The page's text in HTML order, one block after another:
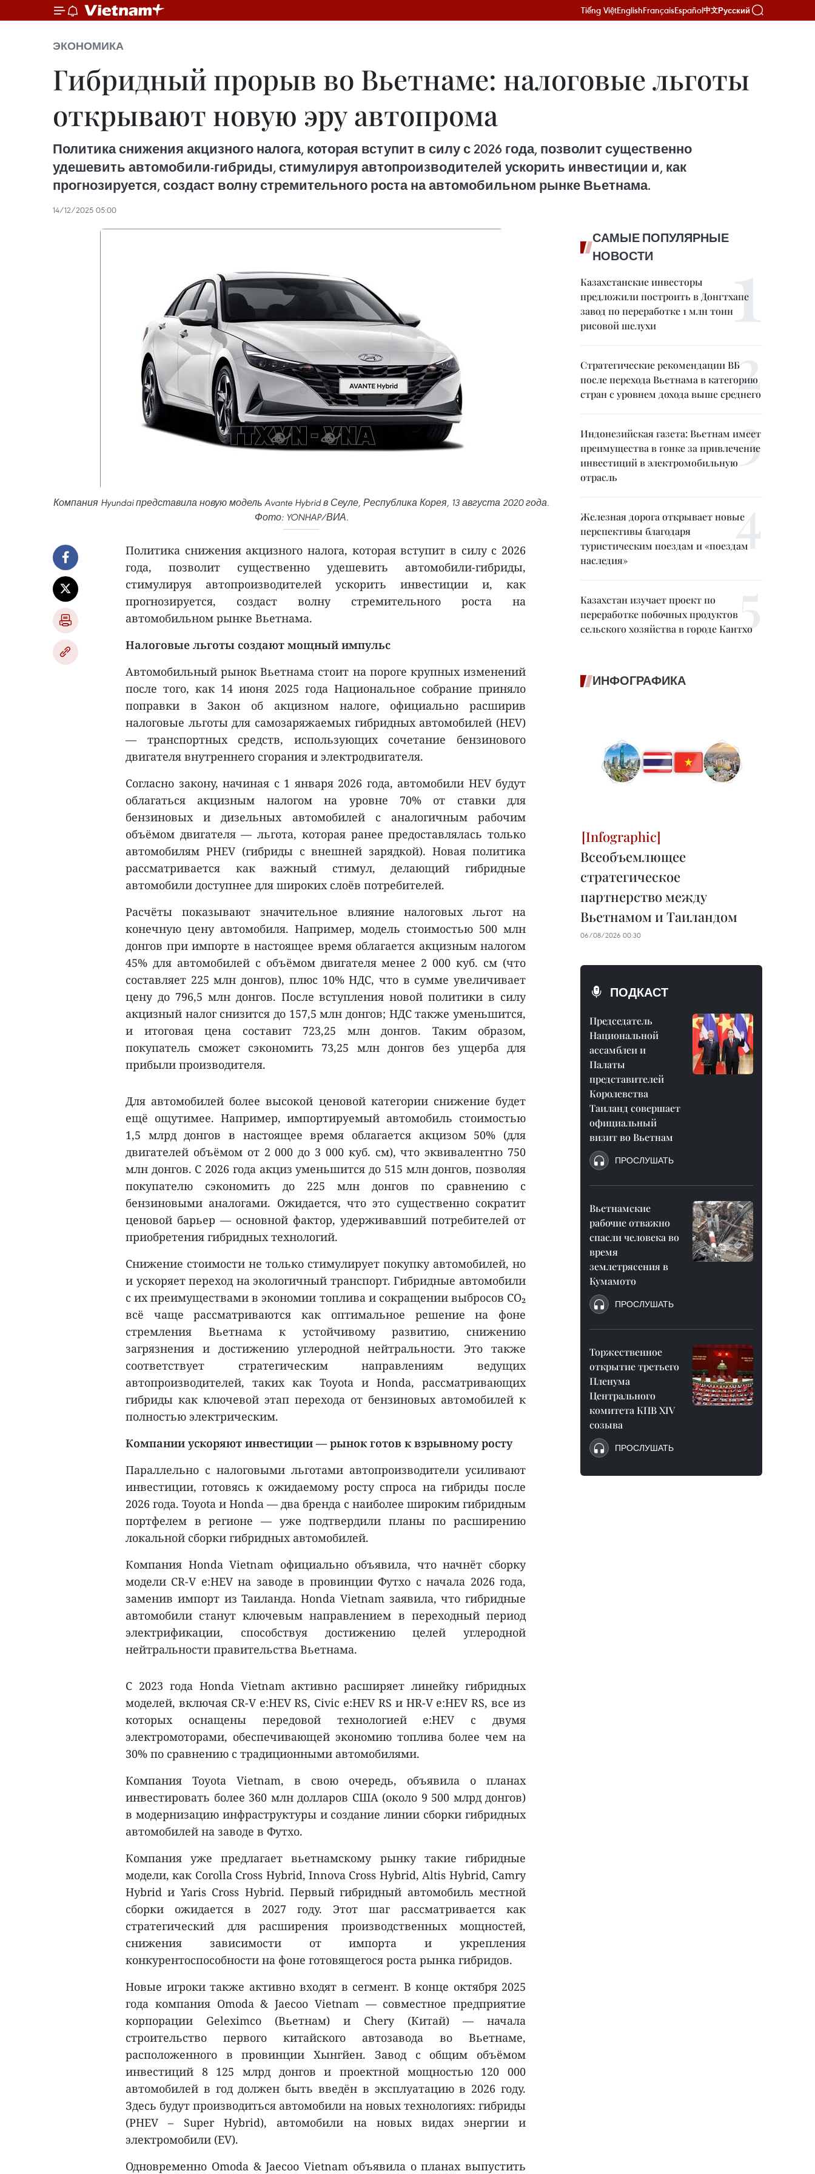
Tiếng ViệtEnglishFrançaisEspañol中文Русский
ЭКОНОМИКА
Гибридный прорыв во Вьетнаме: налоговые льготы
открывают новую эру автопрома
Политика снижения акцизного налога, которая вступит в силу с 2026 года, позволит существенно
удешевить автомобили-гибриды, стимулируя автопроизводителей ускорить инвестиции и, как
прогнозируется, создаст волну стремительного роста на автомобильном рынке Вьетнама.
14/12/2025 05:00
Компания Hyundai представила новую модель Avante Hybrid в Сеуле, Республика Корея, 13 августа 2020 года.
Фото: YONHAP/ВИА.
Политика снижения акцизного налога, которая вступит в силу с 2026
года, позволит существенно удешевить автомобили-гибриды,
стимулируя автопроизводителей ускорить инвестиции и, как
прогнозируется, создаст волну стремительного роста на
автомобильном рынке Вьетнама.
Налоговые льготы создают мощный импульс
Автомобильный рынок Вьетнама стоит на пороге крупных изменений
после того, как 14 июня 2025 года Национальное собрание приняло
поправки в Закон об акцизном налоге, официально расширив
налоговые льготы для самозаряжаемых гибридных автомобилей (HEV)
— транспортных средств, использующих сочетание бензинового
двигателя внутреннего сгорания и электродвигателя.
Согласно закону, начиная с 1 января 2026 года, автомобили HEV будут
облагаться акцизным налогом на уровне 70% от ставки для
бензиновых и дизельных автомобилей с аналогичным рабочим
объёмом двигателя — льгота, которая ранее предоставлялась только
автомобилям PHEV (гибриды с внешней зарядкой). Новая политика
рассматривается как важный стимул, делающий гибридные
автомобили доступнее для широких слоёв потребителей.
Расчёты показывают значительное влияние налоговых льгот на
конечную цену автомобиля. Например, модель стоимостью 500 млн
донгов при импорте в настоящее время облагается акцизным налогом
45% для автомобилей с объёмом двигателя менее 2 000 куб. см (что
составляет 225 млн донгов), плюс 10% НДС, что в сумме увеличивает
цену до 796,5 млн донгов. После вступления новой политики в силу
акцизный налог снизится до 157,5 млн донгов; НДС также уменьшится,
и итоговая цена составит 723,25 млн донгов. Таким образом,
покупатель сможет сэкономить 73,25 млн донгов без ущерба для
прибыли производителя.
Для автомобилей более высокой ценовой категории снижение будет
ещё ощутимее. Например, импортируемый автомобиль стоимостью
1,5 млрд донгов в настоящее время облагается акцизом 50% (для
двигателей объёмом от 2 000 до 3 000 куб. см), что эквивалентно 750
млн донгов. С 2026 года акциз уменьшится до 515 млн донгов, позволяя
покупателю сэкономить до 225 млн донгов по сравнению с
бензиновыми аналогами. Ожидается, что это существенно сократит
ценовой барьер — основной фактор, удерживавший потребителей от
приобретения гибридных технологий.
Снижение стоимости не только стимулирует покупку автомобилей, но
и ускоряет переход на экологичный транспорт. Гибридные автомобили
с их преимуществами в экономии топлива и сокращении выбросов CO₂
всё чаще рассматриваются как оптимальное решение на фоне
стремления Вьетнама к устойчивому развитию, снижению
загрязнения и достижению углеродной нейтральности. Это также
соответствует стратегическим направлениям ведущих
автопроизводителей, таких как Toyota и Honda, рассматривающих
гибриды как ключевой этап перехода от бензиновых автомобилей к
полностью электрическим.
Компании ускоряют инвестиции — рынок готов к взрывному росту
Параллельно с налоговыми льготами автопроизводители усиливают
инвестиции, готовясь к ожидаемому росту спроса на гибриды после
2026 года. Toyota и Honda — два бренда с наиболее широким гибридным
портфелем в регионе — уже подтвердили планы по расширению
локальной сборки гибридных автомобилей.
Компания Honda Vietnam официально объявила, что начнёт сборку
модели CR-V e:HEV на заводе в провинции Футхо с начала 2026 года,
заменив импорт из Таиланда. Honda Vietnam заявила, что гибридные
автомобили станут ключевым направлением в переходный период
электрификации, способствуя достижению целей углеродной
нейтральности правительства Вьетнама.
С 2023 года Honda Vietnam активно расширяет линейку гибридных
моделей, включая CR-V e:HEV RS, Civic e:HEV RS и HR-V e:HEV RS, все из
которых оснащены передовой технологией e:HEV с двумя
электромоторами, обеспечивающей экономию топлива более чем на
30% по сравнению с традиционными автомобилями.
Компания Toyota Vietnam, в свою очередь, объявила о планах
инвестировать более 360 млн долларов США (около 9 500 млрд донгов)
в модернизацию инфраструктуры и создание линии сборки гибридных
автомобилей на заводе в Футхо.
Компания уже предлагает вьетнамскому рынку такие гибридные
модели, как Corolla Cross Hybrid, Innova Cross Hybrid, Altis Hybrid, Camry
Hybrid и Yaris Cross Hybrid. Первый гибридный автомобиль местной
сборки ожидается в 2027 году. Этот шаг рассматривается как
стратегический для расширения производственных мощностей,
снижения зависимости от импорта и укрепления
конкурентоспособности на фоне готовящегося роста рынка гибридов.
Новые игроки также активно входят в сегмент. В конце октября 2025
года компания Omoda & Jaecoo Vietnam — совместное предприятие
корпорации Geleximco (Вьетнам) и Chery (Китай) — начала
строительство первого китайского автозавода во Вьетнаме,
расположенного в провинции Хынгйен. Завод с общим объёмом
инвестиций 8 125 млрд донгов и проектной мощностью 120 000
автомобилей в год должен быть введён в эксплуатацию в 2026 году.
Здесь будут производиться автомобили на новых технологиях: гибриды
(PHEV – Super Hybrid), автомобили на новых видах энергии и
электромобили (EV).
Одновременно Omoda & Jaecoo Vietnam объявила о планах выпустить
САМЫЕ ПОПУЛЯРНЫЕ
НОВОСТИ
Казахстанские инвесторы
предложили построить в Донгтхапе
завод по переработке 1 млн тонн
рисовой шелухи
Стратегические рекомендации ВБ
после перехода Вьетнама в категорию
стран с уровнем дохода выше среднего
Индонезийская газета: Вьетнам имеет
преимущества в гонке за привлечение
инвестиций в электромобильную
отрасль
Железная дорога открывает новые
перспективы благодаря
туристическим поездам и «поездам
наследия»
Казахстан изучает проект по
переработке побочных продуктов
сельского хозяйства в городе Кантхо
ИНФОГРАФИКА
Всеобъемлющее
стратегическое
партнерство между
Вьетнамом и Таиландом
06/08/2026 00:30
ПОДКАСТ
Председатель
Национальной
ассамблеи и
Палаты
представителей
Королевства
Таиланд совершает
официальный
визит во Вьетнам
ПРОСЛУШАТЬ
Вьетнамские
рабочие отважно
спасли человека во
время
землетрясения в
Кумамото
ПРОСЛУШАТЬ
Торжественное
открытие третьего
Пленума
Центрального
комитета КПВ XIV
созыва
ПРОСЛУШАТЬ